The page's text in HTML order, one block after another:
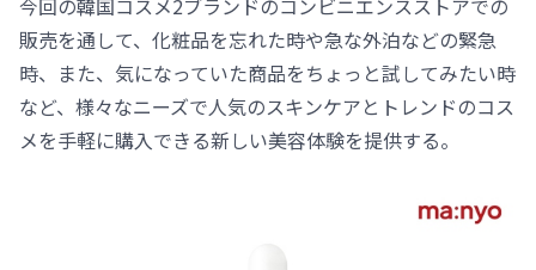
販売を通して、化粧品を忘れた時や急な外泊などの緊急
時、また、気になっていた商品をちょっと試してみたい時
など、様々なニーズで人気のスキンケアとトレンドのコス
メを手軽に購入できる新しい美容体験を提供する。